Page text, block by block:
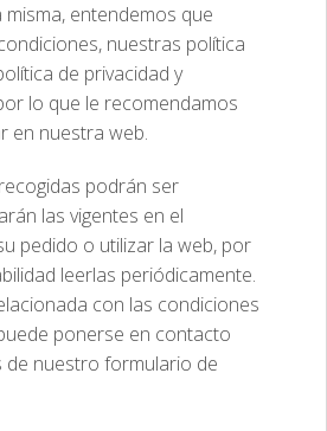
entendemos que
nuestras política
de privacidad y
lo que le recomendamos
en nuestra web.
podrán ser
las vigentes en el
pedido o utilizar la web, por
leerlas periódicamente.
con las condiciones
ponerse en contacto
nuestro formulario de